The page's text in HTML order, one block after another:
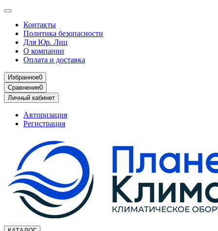
Контакты
Политика безопасности
Для Юр. Лиц
О компании
Оплата и доставка
Избранное0
Сравнение0
Личный кабинет
Авторизация
Регистрация